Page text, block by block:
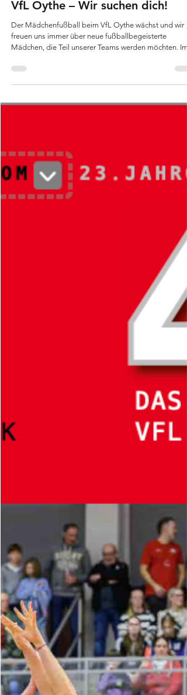
Tag des Mädchenfußballs beim
VfL Oythe – Wir suchen dich!
Der Mädchenfußball beim VfL Oythe wächst und wir
Mädchen, die Teil unserer Teams werden möchten. Im
Rahmen des Beachvolleyball-Turniers des VfL Oythe
Berg ein Tag des Mädchenfußballs statt. Besonders